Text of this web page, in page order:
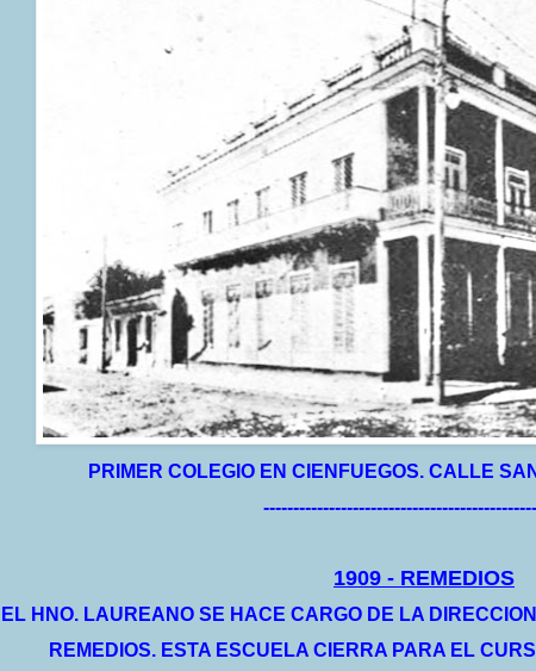
PRIMER COLEGIO EN CIENFUEGOS. CALLE
1909 - REMEDIOS
EL HNO. LAUREANO SE HACE CARGO DE LA
REMEDIOS. ESTA ESCUELA CIERRA PARA EL